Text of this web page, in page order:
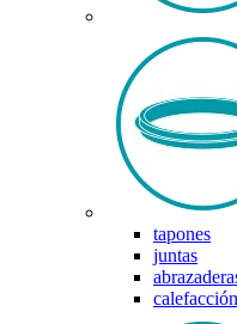
tapones
juntas
calefacción